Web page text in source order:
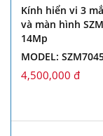
Kính hiển vi 3
và màn hình
14Mp
MODEL:
4,500,000 đ